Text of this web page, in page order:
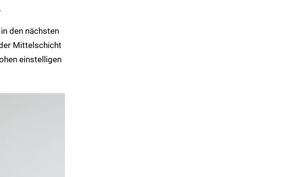
den nächsten
Mittelschicht
einstelligen